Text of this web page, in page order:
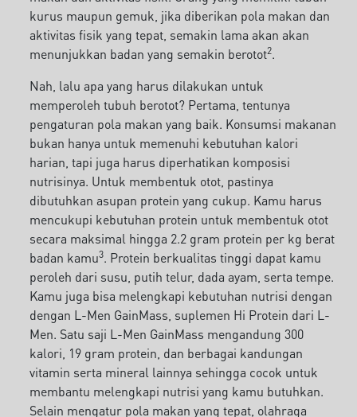
kurus maupun gemuk, jika diberikan pola makan dan
aktivitas fisik yang tepat, semakin lama akan akan
menunjukkan badan yang semakin berotot2.
Nah, lalu apa yang harus dilakukan untuk
memperoleh tubuh berotot? Pertama, tentunya
pengaturan pola makan yang baik. Konsumsi makanan
bukan hanya untuk memenuhi kebutuhan kalori
harian, tapi juga harus diperhatikan komposisi
nutrisinya. Untuk membentuk otot, pastinya
dibutuhkan asupan protein yang cukup. Kamu harus
mencukupi kebutuhan protein untuk membentuk otot
secara maksimal hingga 2.2 gram protein per kg berat
badan kamu3. Protein berkualitas tinggi dapat kamu
peroleh dari susu, putih telur, dada ayam, serta tempe.
Kamu juga bisa melengkapi kebutuhan nutrisi dengan
dengan L-Men GainMass, suplemen Hi Protein dari L-
Men. Satu saji L-Men GainMass mengandung 300
kalori, 19 gram protein, dan berbagai kandungan
vitamin serta mineral lainnya sehingga cocok untuk
membantu melengkapi nutrisi yang kamu butuhkan.
Selain mengatur pola makan yang tepat, olahraga